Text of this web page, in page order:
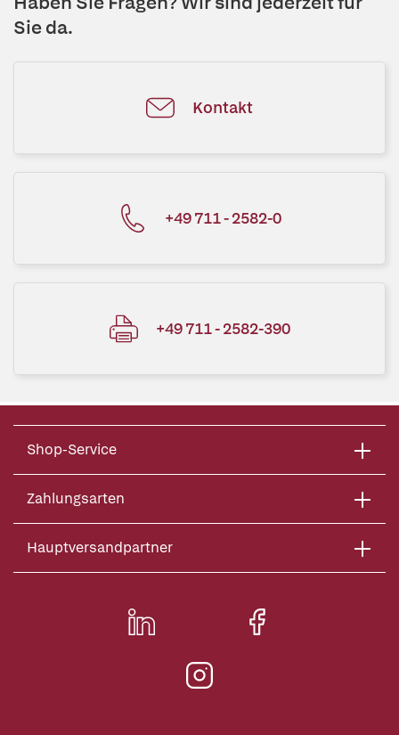
Sie da.
Kontakt
+49 711 - 2582-0
+49 711 - 2582-390
Shop-Service
Zahlungsarten
Hauptversandpartner